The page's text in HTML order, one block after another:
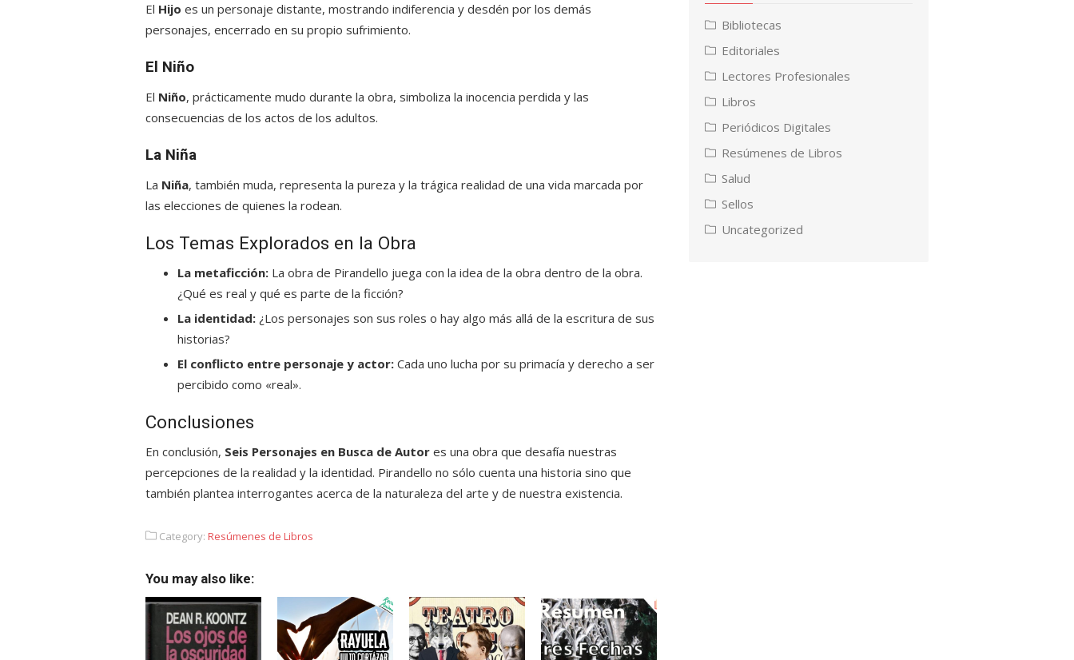
El Hijo es un personaje distante, mostrando indiferencia y desdén por los demás
personajes, encerrado en su propio sufrimiento.
El Niño
El Niño, prácticamente mudo durante la obra, simboliza la inocencia perdida y las
consecuencias de los actos de los adultos.
La Niña
La Niña, también muda, representa la pureza y la trágica realidad de una vida marcada por
las elecciones de quienes la rodean.
Los Temas Explorados en la Obra
La metaficción: La obra de Pirandello juega con la idea de la obra dentro de la obra.
¿Qué es real y qué es parte de la ficción?
La identidad: ¿Los personajes son sus roles o hay algo más allá de la escritura de sus
historias?
El conflicto entre personaje y actor: Cada uno lucha por su primacía y derecho a ser
percibido como «real».
Conclusiones
En conclusión, Seis Personajes en Busca de Autor es una obra que desafía nuestras
percepciones de la realidad y la identidad. Pirandello no sólo cuenta una historia sino que
también plantea interrogantes acerca de la naturaleza del arte y de nuestra existencia.
Category: Resúmenes de Libros
You may also like:
Bibliotecas
Editoriales
Lectores Profesionales
Libros
Periódicos Digitales
Resúmenes de Libros
Salud
Sellos
Uncategorized